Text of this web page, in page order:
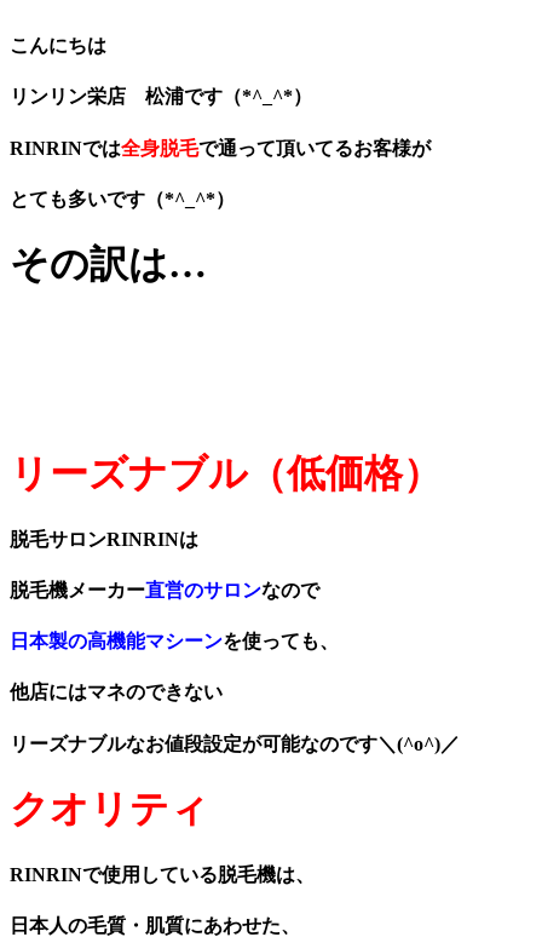
こんにちは
リンリン栄店 松浦です（*^_^*）
RINRINでは全身脱毛で通って頂いてるお客様が
とても多いです（*^_^*）
その訳は…
リーズナブル（低価格）
脱毛サロンRINRINは
脱毛機メーカー直営のサロンなので
日本製の高機能マシーンを使っても、
他店にはマネのできない
リーズナブルなお値段設定が可能なのです＼(^o^)／
クオリティ
RINRINで使用している脱毛機は、
日本人の毛質・肌質にあわせた、